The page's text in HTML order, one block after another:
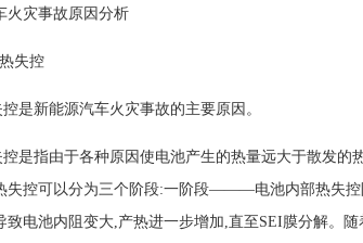
火灾事故原因分析
失控
新能源汽车火灾事故的主要原因。
指由于各种原因使电池产生的热量远大于散发的
失控可以分为三个阶段:一阶段———电池内部热失
致电池内阻变大,产热进一步增加,直至SEI膜分解。